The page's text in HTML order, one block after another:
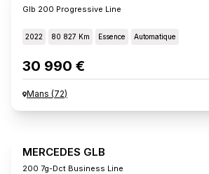
Glb 200 Progressive Line
2022 80 827 Km Essence Automatique
30 990 €
Mans (72)
MERCEDES GLB
200 7g-Dct Business Line